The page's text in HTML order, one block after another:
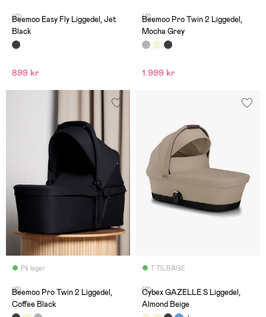
(0)
Beemoo Easy Fly Liggedel, Jet
Black
899 kr
(2)
Beemoo Pro Twin 2 Liggedel,
Mocha Grey
1.999 kr
På lager
(2)
Beemoo Pro Twin 2 Liggedel,
Coffee Black
7 TILBAGE
(2)
Cybex GAZELLE S Liggedel,
Almond Beige